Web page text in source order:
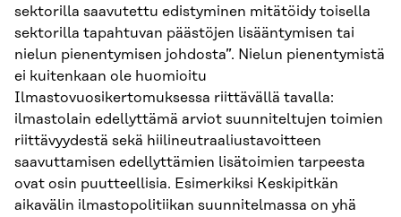
sektorilla saavutettu edistyminen mitätöidy toisella
sektorilla tapahtuvan päästöjen lisääntymisen tai
nielun pienentymisen johdosta”. Nielun pienentymistä
ei kuitenkaan ole huomioitu
Ilmastovuosikertomuksessa riittävällä tavalla:
ilmastolain edellyttämä arviot suunniteltujen toimien
riittävyydestä sekä hiilineutraaliustavoitteen
saavuttamisen edellyttämien lisätoimien tarpeesta
ovat osin puutteellisia. Esimerkiksi Keskipitkän
aikavälin ilmastopolitiikan suunnitelmassa on yhä